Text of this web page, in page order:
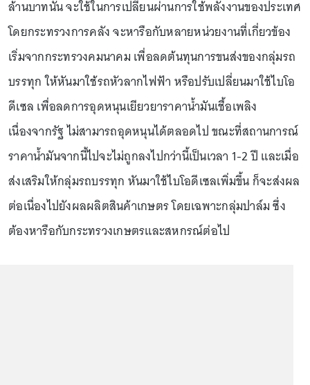
ล้านบาทนั้น จะใช้ในการเปลี่ยนผ่านการใช้พลังงานของประเทศ
โดยกระทรวงการคลัง จะหารือกับหลายหน่วยงานที่เกี่ยวข้อง
เริ่มจากกระทรวงคมนาคม เพื่อลดต้นทุนการขนส่งของกลุ่มรถ
บรรทุก ให้หันมาใช้รถหัวลากไฟฟ้า หรือปรับเปลี่ยนมาใช้ไบโอ
ดีเซล เพื่อลดการอุดหนุนเยียวยาราคาน้ำมันเชื้อเพลิง
เนื่องจากรัฐ ไม่สามารถอุดหนุนได้ตลอดไป ขณะที่สถานการณ์
ราคาน้ำมันจากนี้ไปจะไม่ถูกลงไปกว่านี้เป็นเวลา 1-2 ปี และเมื่อ
ส่งเสริมให้กลุ่มรถบรรทุก หันมาใช้ไบโอดีเซลเพิ่มขึ้น ก็จะส่งผล
ต่อเนื่องไปยังผลผลิตสินค้าเกษตร โดยเฉพาะกลุ่มปาล์ม ซึ่ง
ต้องหารือกับกระทรวงเกษตรและสหกรณ์ต่อไป